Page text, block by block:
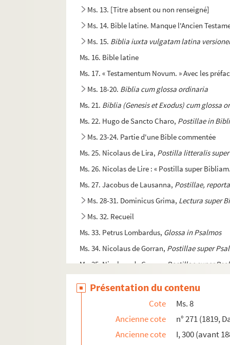
Ms. 13. [Titre absent ou non renseigné]
Ms. 14. Bible latine. Manque l'Ancien
Ms. 15. Biblia iuxta vulgatam latina
Ms. 16. Bible latine
Ms. 17. « Testamentum Novum. » Avec les
Ms. 18-20. Biblia cum glossa ordinaria
Ms. 21. Biblia (Genesis et Exodus) cum glossa
Ms. 22. Hugo de Sancto Charo, Postillae in
Ms. 23-24. Partie d'une Bible commentée
Ms. 25. Nicolaus de Lira, Postilla litteralis
Ms. 26. Nicolas de Lire : « Postilla super
Ms. 27. Jacobus de Lausanna, Postillae,
Ms. 28-31. Dominicus Grima, Lectura super
Ms. 32. Recueil
Ms. 33. Petrus Lombardus, Glossa in Psalmos
Ms. 34. Nicolaus de Gorran, Postillae super
Ms. 35. Nicolaus de Gorran,
Postillae super
Ms. 37. Hugo de Sancto Charo,
Présentation du contenu
Cote
Ms. 8
Ancienne cote
n° 271 (1819,
Ancienne cote
I, 300 (avant